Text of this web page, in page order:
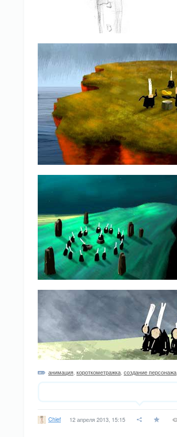
анимация короткометражка создание персонажа
Chief 12 апреля 2013, 15:15